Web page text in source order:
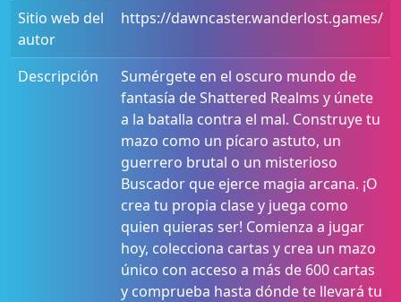
Sitio web del
autor
https://dawncaster.wanderlost.games/
Descripción
Sumérgete en el oscuro mundo de
fantasía de Shattered Realms y únete
a la batalla contra el mal. Construye tu
mazo como un pícaro astuto, un
guerrero brutal o un misterioso
Buscador que ejerce magia arcana. ¡O
crea tu propia clase y juega como
quien quieras ser! Comienza a jugar
hoy, colecciona cartas y crea un mazo
único con acceso a más de 600 cartas
y comprueba hasta dónde te llevará tu